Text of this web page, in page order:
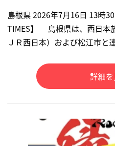
島根県 2026年7月16日 13
TIMES】 島根県は、西日本
ＪＲ西日本）および松江市
詳細